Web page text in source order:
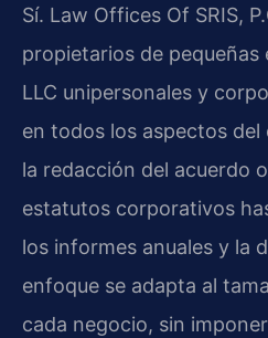
Sí. Law Offices Of SRIS,
propietarios de pequeñas
LLC unipersonales y
en todos los aspectos
la redacción del acuerdo
estatutos corporativos
los informes anuales y la
enfoque se adapta al
cada negocio, sin